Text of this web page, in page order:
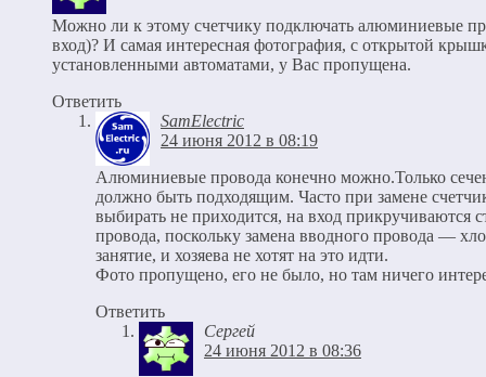
Можно ли к этому счетчику подключать алюминиевые
вход)? И самая интересная фотография, с открытой
установленными автоматами, у Вас пропущена.
Ответить
SamElectric
24 июня 2012 в 08:19
Алюминиевые провода конечно можно.Только
должно быть подходящим. Часто при замене
выбирать не приходится, на вход прикручиваются
провода, поскольку замена вводного провода —
занятие, и хозяева не хотят на это идти.
Фото пропущено, его не было, но там ничего
Ответить
Сергей
24 июня 2012 в 08:36